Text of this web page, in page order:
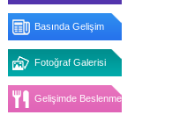
Basında Gelişim
Fotoğraf Galerisi
Gelişimde Beslenme